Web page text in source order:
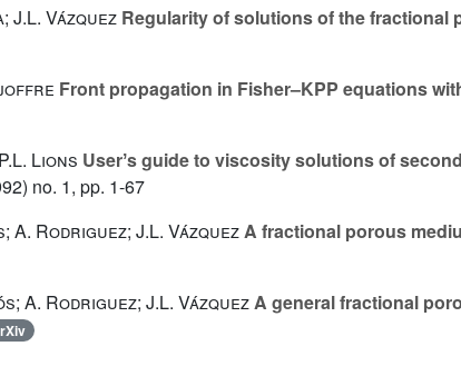
Vázquez Regularity of solutions of the fractional
Front propagation in Fisher–KPP equations
Lions Userʼs guide to viscosity solutions of
no. 1, pp. 1-67
A. Rodriguez; J.L. VázquezA fractional porous
A. Rodriguez; J.L. VázquezA general fractional